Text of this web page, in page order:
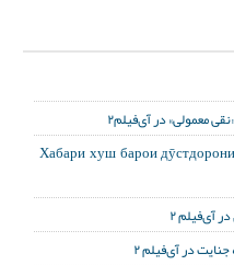
Хабари хуш барои
آی‌فیلم ۲
در آی‌فیلم ۲